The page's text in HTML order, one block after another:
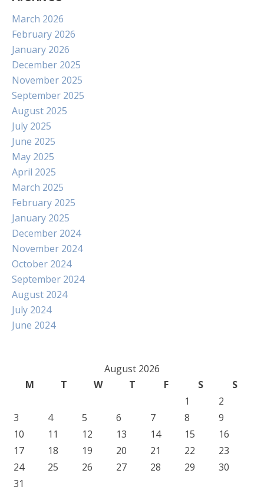
March 2026
February 2026
January 2026
December 2025
November 2025
September 2025
August 2025
July 2025
June 2025
May 2025
April 2025
March 2025
February 2025
January 2025
December 2024
November 2024
October 2024
September 2024
August 2024
July 2024
June 2024
August 2026
M
T W T F S
S
1
2
3
4 5 6 7 8
9
10
11 12 13 14 15
16
17
18 19 20 21 22
23
24
25 26 27 28 29
30
31